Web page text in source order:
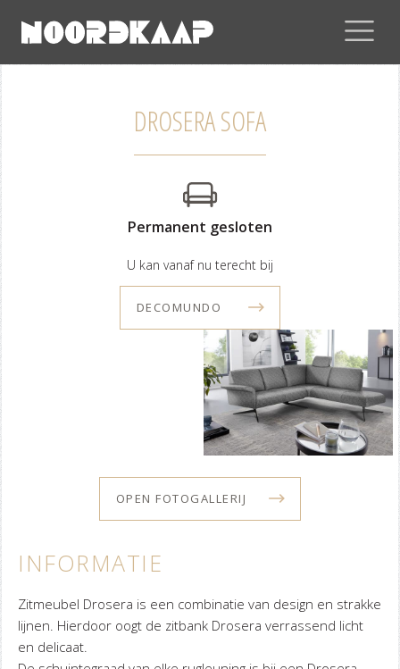
DROSERA SOFA
Permanent gesloten
U kan vanaf nu terecht bij
DECOMUNDO
OPEN FOTOGALLERIJ
INFORMATIE
Zitmeubel Drosera is een combinatie van design en strakke
lijnen. Hierdoor oogt de zitbank Drosera verrassend licht
en delicaat.